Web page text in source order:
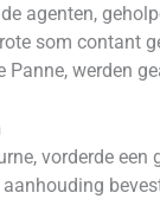
agenten,
som contant
werden
vorderde